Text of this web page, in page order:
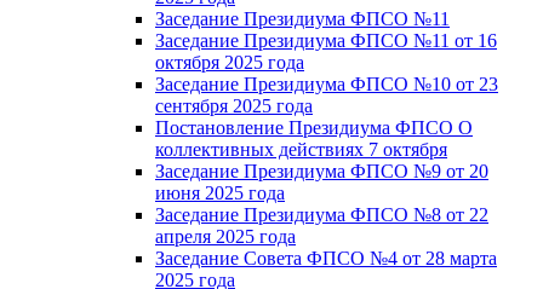
Заседание Президиума ФПСО №11
Заседание Президиума ФПСО №11 от 16
октября 2025 года
Заседание Президиума ФПСО №10 от 23
сентября 2025 года
Постановление Президиума ФПСО О
коллективных действиях 7 октября
Заседание Президиума ФПСО №9 от 20
июня 2025 года
Заседание Президиума ФПСО №8 от 22
апреля 2025 года
Заседание Совета ФПСО №4 от 28 марта
2025 года